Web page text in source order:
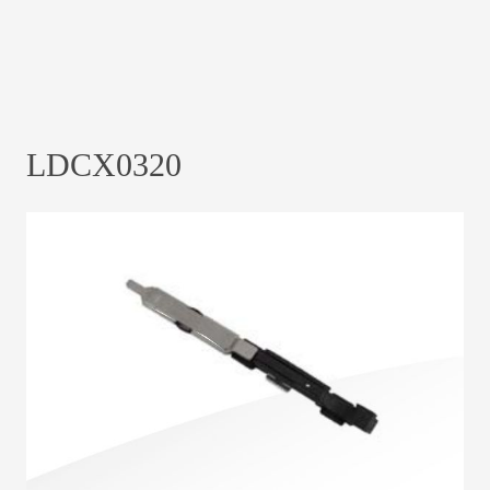
LDCX0320